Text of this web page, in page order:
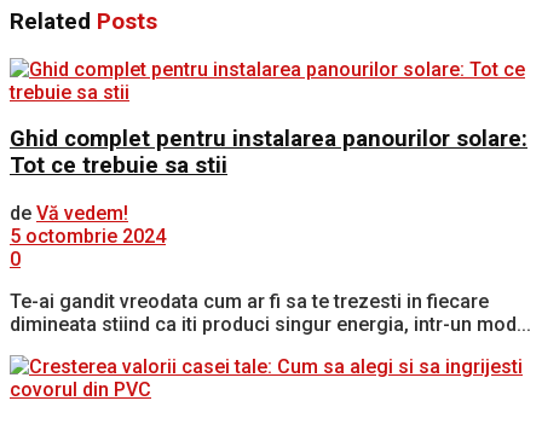
Related Posts
Ghid complet pentru instalarea panourilor solare:
Tot ce trebuie sa stii
de Vă vedem!
5 octombrie 2024
0
Te-ai gandit vreodata cum ar fi sa te trezesti in fiecare
dimineata stiind ca iti produci singur energia, intr-un mod...